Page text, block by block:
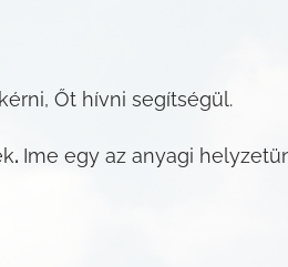
Őt hívni segítségül.
. Ime egy az anyagi